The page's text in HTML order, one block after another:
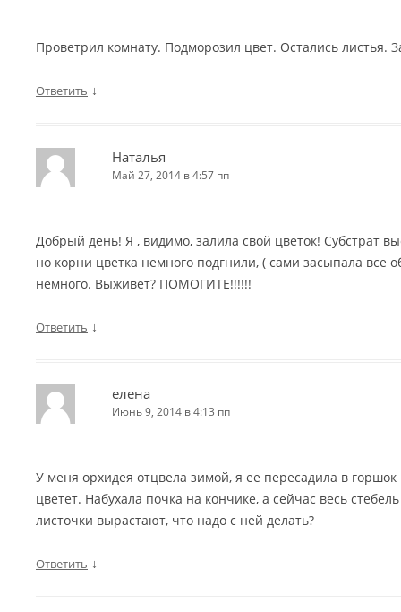
Проветрил комнату. Подморозил цвет. Остались листья.
Ответить ↓
Наталья
Май 27, 2014 в 4:57 пп
Добрый день! Я , видимо, залила свой цветок! Субстрат
но корни цветка немного подгнили, ( сами засыпала все
немного. Выживет? ПОМОГИТЕ!!!!!!
Ответить ↓
елена
Июнь 9, 2014 в 4:13 пп
У меня орхидея отцвела зимой, я ее пересадила в
цветет. Набухала почка на кончике, а сейчас весь
листочки вырастают, что надо с ней делать?
Ответить ↓